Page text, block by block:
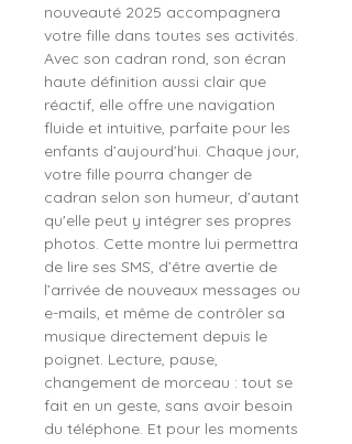
nouveauté 2025 accompagnera
votre fille dans toutes ses activités.
Avec son cadran rond, son écran
haute définition aussi clair que
réactif, elle offre une navigation
fluide et intuitive, parfaite pour les
enfants d’aujourd’hui. Chaque jour,
votre fille pourra changer de
cadran selon son humeur, d’autant
qu'elle peut y intégrer ses propres
photos. Cette montre lui permettra
de lire ses SMS, d’être avertie de
l’arrivée de nouveaux messages ou
e-mails, et même de contrôler sa
musique directement depuis le
poignet. Lecture, pause,
changement de morceau : tout se
fait en un geste, sans avoir besoin
du téléphone. Et pour les moments